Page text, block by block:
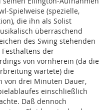
Spielweise (spezielle,
die ihn als Solist
überraschend
des Swing stehenden
der
von vornherein (da die
wartete) die
von drei Minuten Dauer,
einschließlich
Daß dennoch